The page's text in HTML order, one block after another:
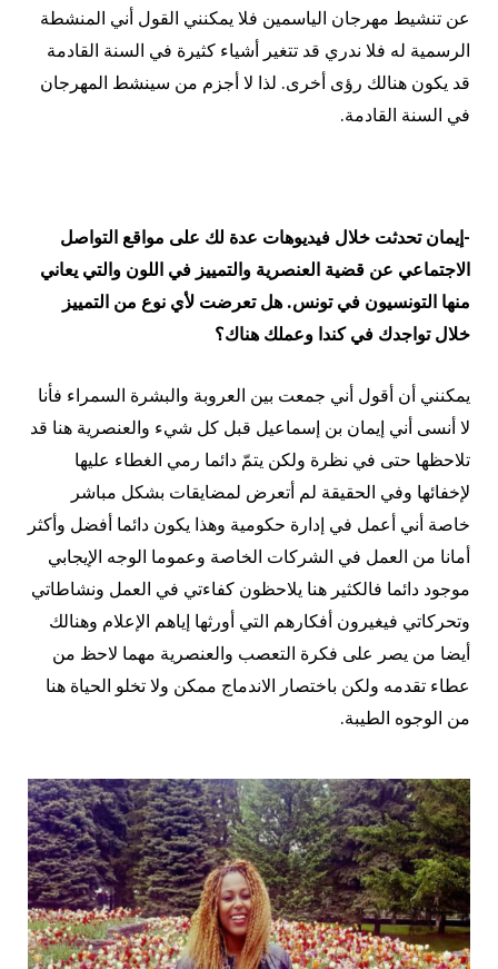
عن تنشيط مهرجان الياسمين فلا يمكنني القول أني المنشطة
الرسمية له فلا ندري قد تتغير أشياء كثيرة في السنة القادمة
قد يكون هنالك رؤى أخرى. لذا لا أجزم من سينشط المهرجان
في السنة القادمة.
-إيمان تحدثت خلال فيديوهات عدة لك على مواقع التواصل
الاجتماعي عن قضية العنصرية والتمييز في اللون والتي يعاني
منها التونسيون في تونس. هل تعرضت لأي نوع من التمييز
خلال تواجدك في كندا وعملك هناك؟
يمكنني أن أقول أني جمعت بين العروبة والبشرة السمراء فأنا
لا أنسى أني إيمان بن إسماعيل قبل كل شيء والعنصرية هنا قد
تلاحظها حتى في نظرة ولكن يتمّ دائما رمي الغطاء عليها
لإخفائها وفي الحقيقة لم أتعرض لمضايقات بشكل مباشر
خاصة أني أعمل في إدارة حكومية وهذا يكون دائما أفضل وأكثر
أمانا من العمل في الشركات الخاصة وعموما الوجه الإيجابي
موجود دائما فالكثير هنا يلاحظون كفاءتي في العمل ونشاطاتي
وتحركاتي فيغيرون أفكارهم التي أورثها إياهم الإعلام وهنالك
أيضا من يصر على فكرة التعصب والعنصرية مهما لاحظ من
عطاء تقدمه ولكن باختصار الاندماج ممكن ولا تخلو الحياة هنا
من الوجوه الطيبة.